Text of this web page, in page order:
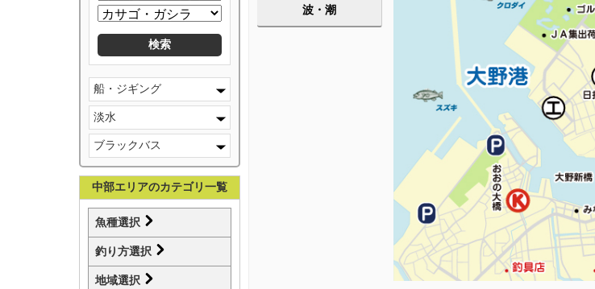
船・ジギング
淡水
ブラックバス
中部エリアのカテゴリ一覧
魚種選択
釣り方選択
地域選択
波・潮